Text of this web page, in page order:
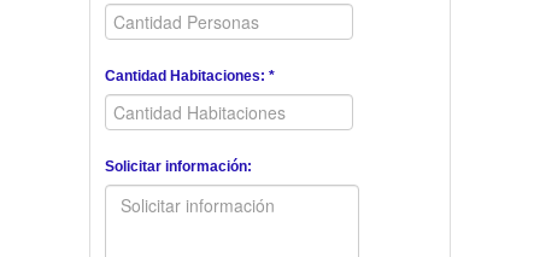
Cantidad Habitaciones: *
Solicitar información: